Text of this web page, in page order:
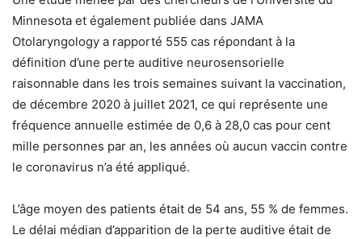
Minnesota et également publiée dans JAMA
Otolaryngology a rapporté 555 cas répondant à la
définition d’une perte auditive neurosensorielle
raisonnable dans les trois semaines suivant la vaccination,
de décembre 2020 à juillet 2021, ce qui représente une
fréquence annuelle estimée de 0,6 à 28,0 cas pour cent
mille personnes par an, les années où aucun vaccin contre
le coronavirus n’a été appliqué.
L’âge moyen des patients était de 54 ans, 55 % de femmes.
Le délai médian d’apparition de la perte auditive était de